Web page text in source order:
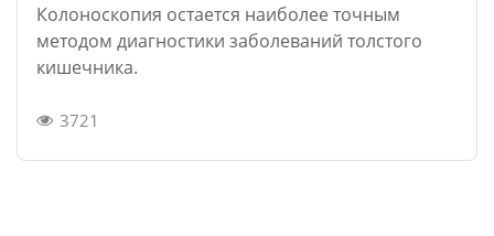
Колоноскопия остается наиболее точным
методом диагностики заболеваний толстого
кишечника.
3721